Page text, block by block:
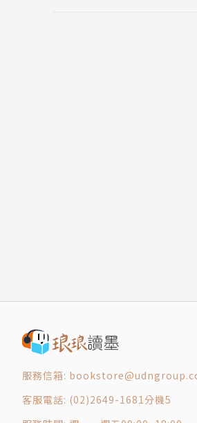
葉言都
1949年（民國38年）生於
臺灣大學歷史系博士。曾
時報旅行社顧問、古蹟臺
服務信箱:
客服電話: (02)2649-1681分機5